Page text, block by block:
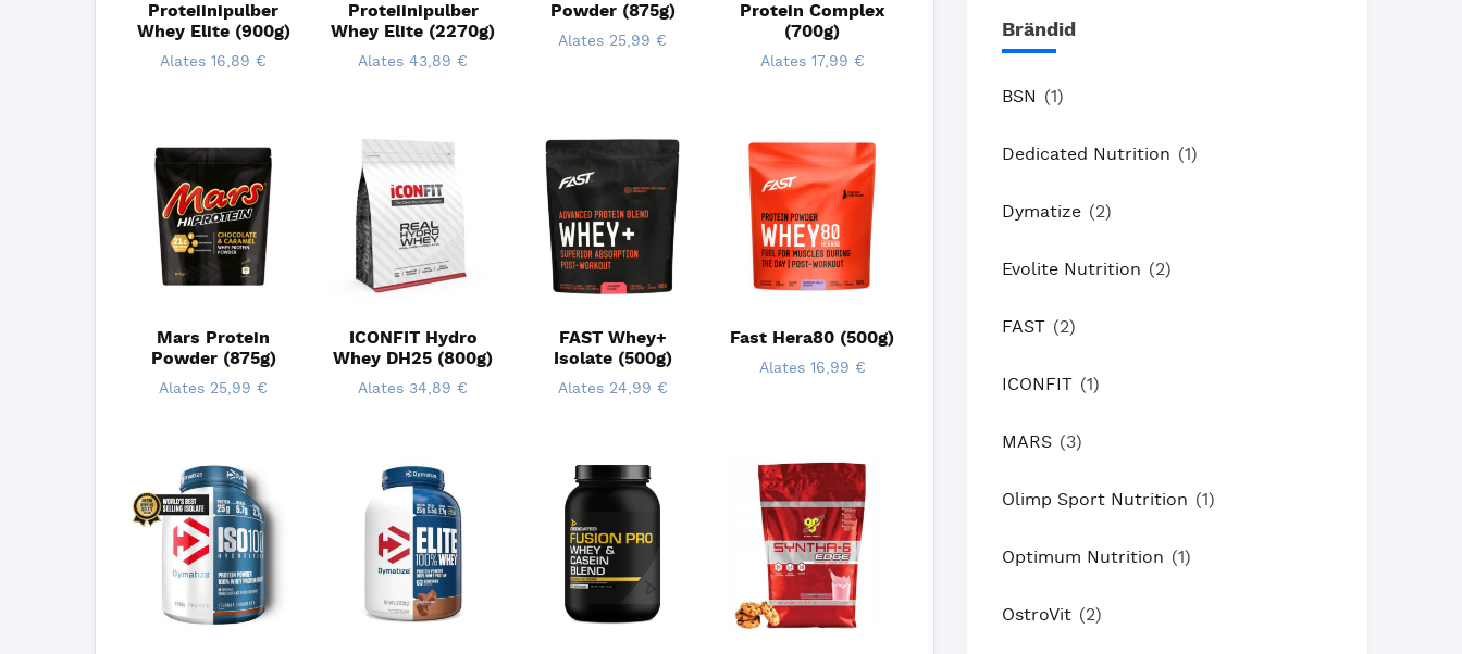
Proteiinipulber
Whey Elite (900g)
Alates16,89 €
Proteiinipulber
Whey Elite (2270g)
Alates43,89 €
Powder (875g)
Alates 25,99 €
Protein Complex
(700g)
Alates 17,99 €
Mars Protein
Powder (875g)
Alates 25,99 €
ICONFIT Hydro
Whey DH25 (800g)
Alates 34,89 €
FAST Whey+
Isolate (500g)
Alates 24,99 €
Fast Hera80 (500g)
Alates 16,99 €
Brändid
BSN (1)
Dedicated Nutrition (1)
Dymatize (2)
Evolite Nutrition (2)
FAST (2)
ICONFIT (1)
MARS (3)
Olimp Sport Nutrition (1)
Optimum Nutrition (1)
OstroVit (2)